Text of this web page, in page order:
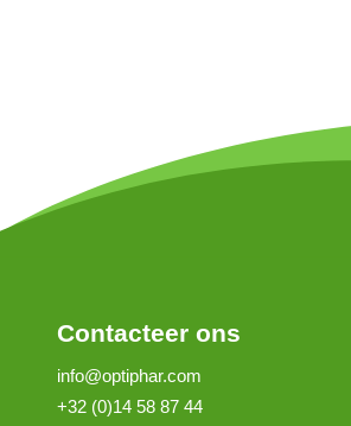
Contacteer ons
info@optiphar.com
+32 (0)14 58 87 44